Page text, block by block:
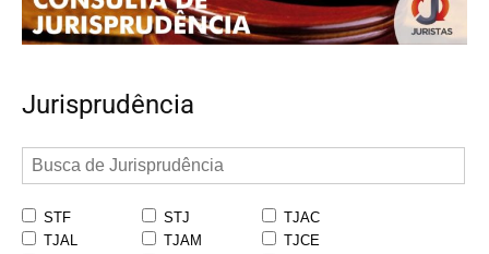
Jurisprudência
STF STJ
TJAC
TJAL
TJAM
TJCE